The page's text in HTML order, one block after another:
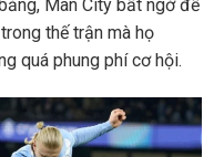
Man City bất ngờ để
thế trận mà họ
quá phung phí cơ hội.